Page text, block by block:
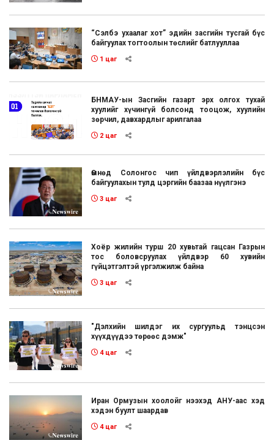
“Сэлбэ ухаалаг хот” эдийн засгийн тусгай бүс
байгуулах тогтоолын төслийг батлууллаа
1 цаг
БНМАУ-ын Засгийн газарт эрх олгох тухай
хуулийг хүчингүй болсонд тооцож, хуулийн
зөрчил, давхардлыг арилгалаа
2 цаг
Өмнөд Солонгос чип үйлдвэрлэлийн бүс
байгуулахын тулд цэргийн баазаа нүүлгэнэ
3 цаг
Хоёр жилийн турш 20 хувьтай гацсан Газрын
тос боловсруулах үйлдвэр 60 хувийн
гүйцэтгэлтэй үргэлжилж байна
3 цаг
"Дэлхийн шилдэг их сургуульд тэнцсэн
хүүхдүүдээ төрөөс дэмж"
4 цаг
Иран Ормузын хоолойг нээхэд АНУ-аас хэд
хэдэн буулт шаардав
4 цаг